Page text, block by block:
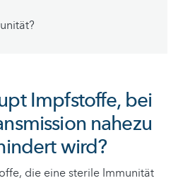
Impfstoffe, bei
nahezu
wird?
die eine sterile Immunität